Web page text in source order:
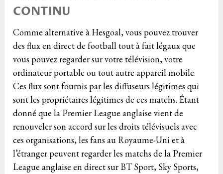
CONTINU
Comme alternative à Hesgoal, vous pouvez trouver
des flux en direct de football tout à fait légaux que
vous pouvez regarder sur votre télévision, votre
ordinateur portable ou tout autre appareil mobile.
Ces flux sont fournis par les diffuseurs légitimes qui
sont les propriétaires légitimes de ces matchs. Étant
donné que la Premier League anglaise vient de
renouveler son accord sur les droits télévisuels avec
ces organisations, les fans au Royaume-Uni et à
l’étranger peuvent regarder les matchs de la Premier
League anglaise en direct sur BT Sport, Sky Sports,